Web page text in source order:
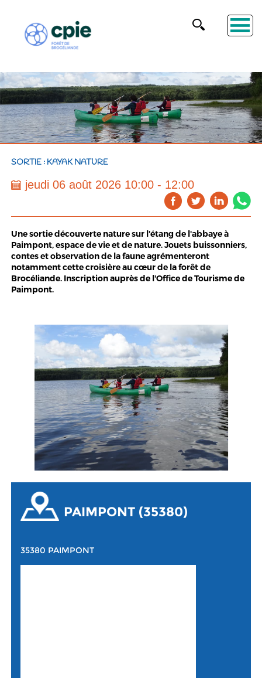
SORTIE : KAYAK NATURE
jeudi 06 août 2026 10:00 - 12:00
Une sortie découverte nature sur l'étang de l'abbaye à
Paimpont, espace de vie et de nature. Jouets buissonniers,
contes et observation de la faune agrémenteront
notamment cette croisière au cœur de la forêt de
Brocéliande. Inscription auprès de l'Office de Tourisme de
Paimpont.
PAIMPONT (35380)
35380 PAIMPONT